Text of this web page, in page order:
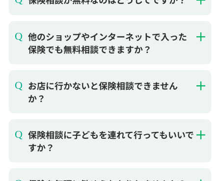
他のショップやインターネットで入った
お店に行かないと保険相談できません
保険相談に子どもを連れて行ってもいいで
保険を無理に勧められたりしませんか？